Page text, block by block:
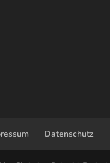
Datenschutz